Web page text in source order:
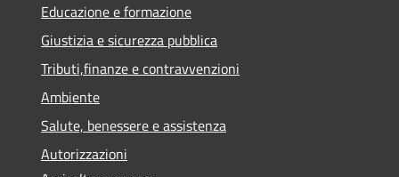
Educazione e formazione
Giustizia e sicurezza pubblica
Tributi,finanze e contravvenzioni
Ambiente
Salute, benessere e assistenza
Autorizzazioni